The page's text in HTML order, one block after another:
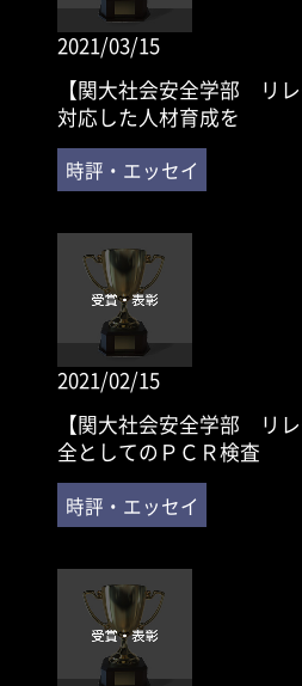
2021/03/15
【関大社会安全学部 リ
対応した人材育成を
2021/02/15
【関大社会安全学部 リ
全としてのＰＣＲ検査